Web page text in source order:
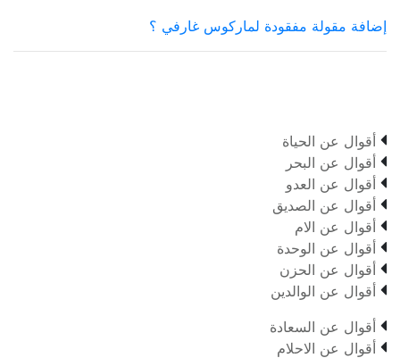
إضافة مقولة مفقودة لماركوس غارفي ؟
 أقوال عن الحياة
 أقوال عن البحر
 أقوال عن العدو
 أقوال عن الصديق
 أقوال عن الام
 أقوال عن الوحدة
 أقوال عن الحزن
 أقوال عن الوالدين
 أقوال عن السعادة
 أقوال عن الاحلام